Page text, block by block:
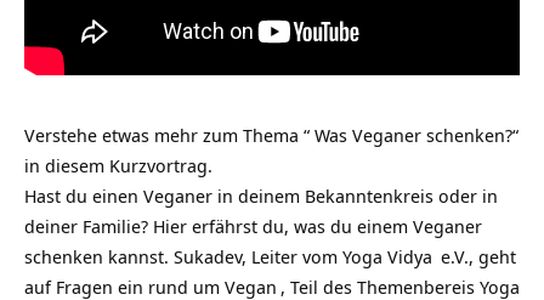
Verstehe etwas mehr zum Thema “ Was Veganer schenken?“
in diesem Kurzvortrag.
Hast du einen Veganer in deinem Bekanntenkreis oder in
deiner Familie? Hier erfährst du, was du einem Veganer
schenken kannst. Sukadev, Leiter vom Yoga Vidya e.V., geht
auf Fragen ein rund um Vegan , Teil des Themenbereis Yoga